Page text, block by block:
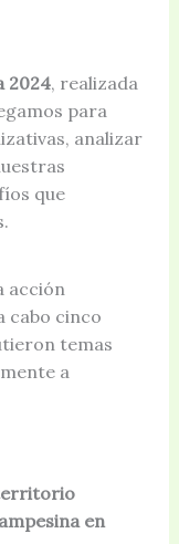
2024, realizada
para
analizar
que
acción
cabo cinco
temas
a
en